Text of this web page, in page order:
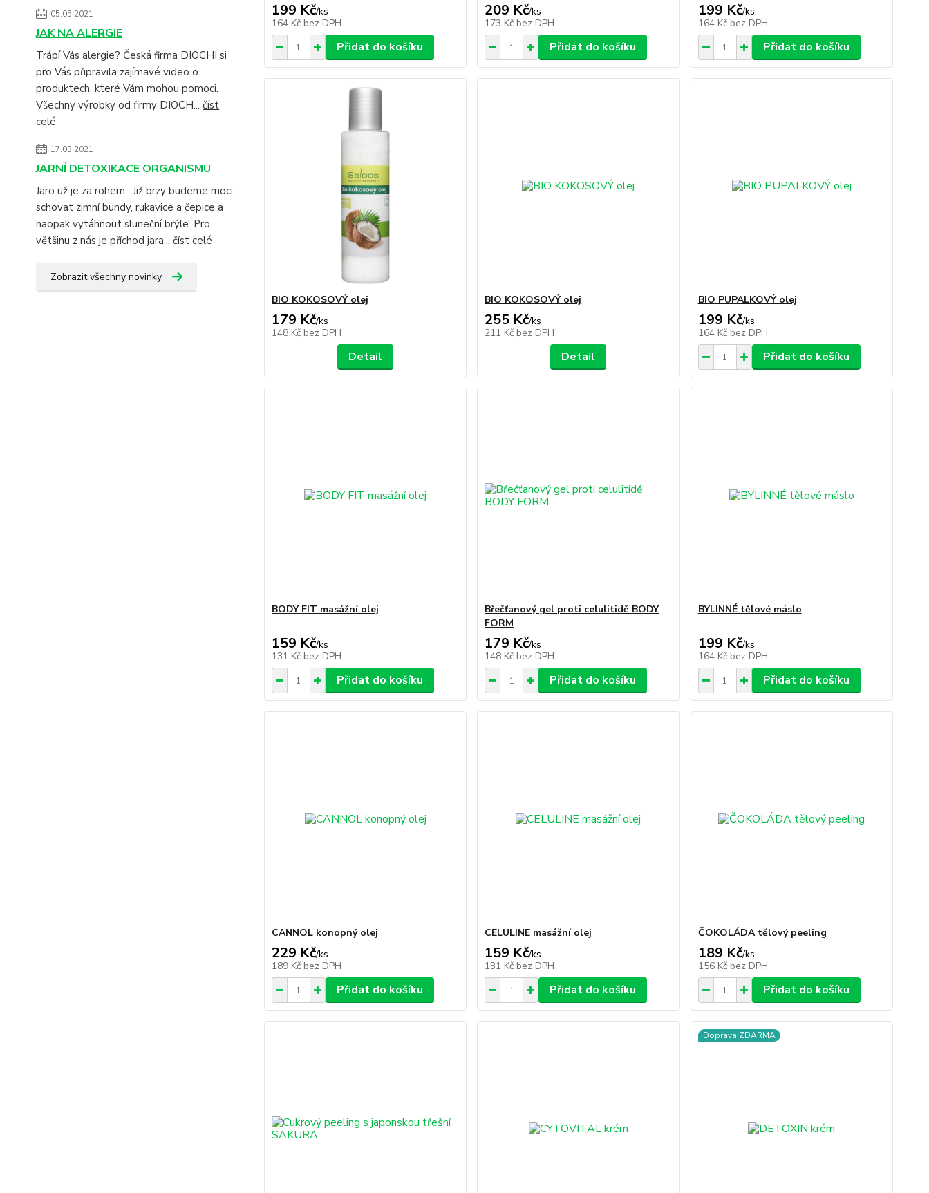
05.05.2021
JAK NA ALERGIE
Trápí Vás alergie? Česká firma DIOCHI si
pro Vás připravila zajímavé video o
produktech, které Vám mohou pomoci.
Všechny výrobky od firmy DIOCH... číst
celé
17.03.2021
JARNÍ DETOXIKACE ORGANISMU
Jaro už je za rohem. Již brzy budeme moci
schovat zimní bundy, rukavice a čepice a
naopak vytáhnout sluneční brýle. Pro
většinu z nás je příchod jara... číst celé
Zobrazit všechny novinky
199 Kč/ks
164 Kč bez DPH
Přidat do košíku
209 Kč/ks
173 Kč bez DPH
Přidat do košíku
199 Kč/ks
164 Kč bez DPH
Přidat do košíku
BIO KOKOSOVÝ olej
179 Kč/ks
148 Kč bez DPH
Detail
BIO KOKOSOVÝ olej
255 Kč/ks
211 Kč bez DPH
Detail
BIO PUPALKOVÝ olej
199 Kč/ks
164 Kč bez DPH
Přidat do košíku
BODY FIT masážní olej
159 Kč/ks
131 Kč bez DPH
Přidat do košíku
Břečťanový gel proti celulitidě BODY
FORM
179 Kč/ks
148 Kč bez DPH
Přidat do košíku
BYLINNÉ tělové máslo
199 Kč/ks
164 Kč bez DPH
Přidat do košíku
CANNOL konopný olej
229 Kč/ks
189 Kč bez DPH
Přidat do košíku
CELULINE masážní olej
159 Kč/ks
131 Kč bez DPH
Přidat do košíku
ČOKOLÁDA tělový peeling
189 Kč/ks
156 Kč bez DPH
Přidat do košíku
Doprava ZDARMA